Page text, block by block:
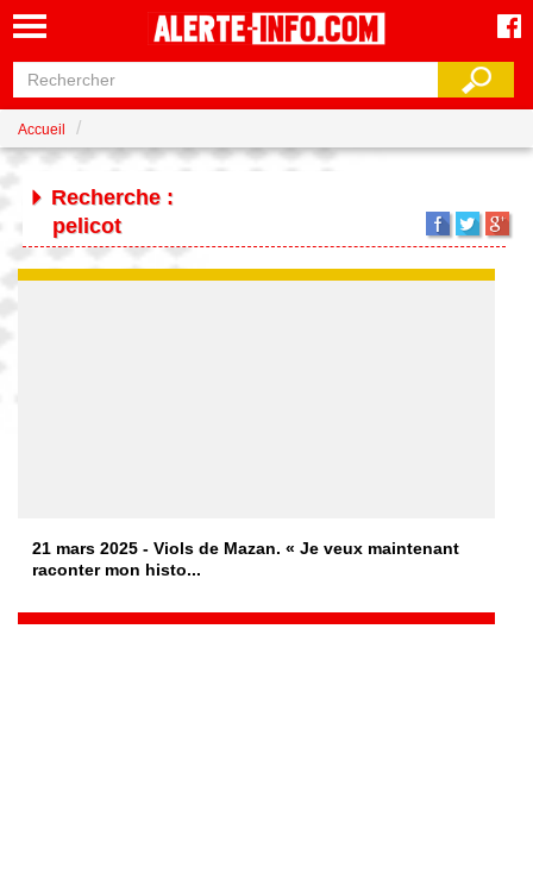
Accueil
Recherche :
pelicot
21 mars 2025 - Viols de Mazan. « Je veux maintenant
raconter mon histo...